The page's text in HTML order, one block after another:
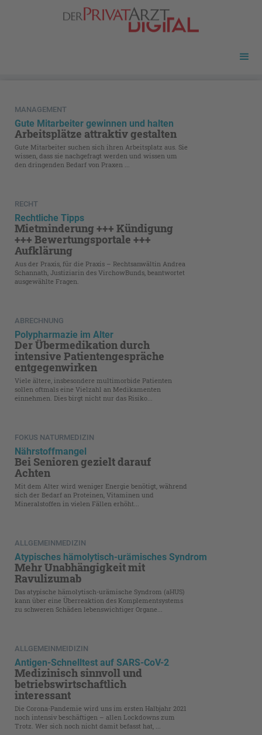
MANAGEMENT
Gute Mitarbeiter gewinnen und halten
Arbeitsplätze attraktiv gestalten
Gute Mitarbeiter suchen sich ihren Arbeitsplatz aus. Sie
wissen, dass sie nachgefragt werden und wissen um
den dringenden Bedarf von Praxen ...
RECHT
Rechtliche Tipps
Mietminderung +++ Kündigung
+++ Bewertungsportale +++
Aufklärung
Aus der Praxis, für die Praxis – Rechtsanwältin Andrea
Schannath, Justiziarin des VirchowBunds, beantwortet
ausgewählte Fragen.
ABRECHNUNG
Polypharmazie im Alter
Der Übermedikation durch
intensive Patientengespräche
entgegenwirken
Viele ältere, insbesondere multimorbide Patienten
sollen oftmals eine Vielzahl an Medikamenten
einnehmen. Dies birgt nicht nur das Risiko...
FOKUS NATURMEDIZIN
Nährstoffmangel
Bei Senioren gezielt darauf
Achten
Mit dem Alter wird weniger Energie benötigt, während
sich der Bedarf an Proteinen, Vitaminen und
Mineralstoffen in vielen Fällen erhöht...
ALLGEMEINMEDIZIN
Atypisches hämolytisch-urämisches Syndrom
Mehr Unabhängigkeit mit
Ravulizumab
Das atypische hämolytisch-urämische Syndrom (aHUS)
kann über eine Überreaktion des Komplementsystems
zu schweren Schäden lebenswichtiger Organe...
ALLGEMEINMEIDIZIN
Antigen-Schnelltest auf SARS-CoV-2
Medizinisch sinnvoll und
betriebswirtschaftlich
interessant
Die Corona-Pandemie wird uns im ersten Halbjahr 2021
noch intensiv beschäftigen – allen Lockdowns zum
Trotz. Wer sich noch nicht damit befasst hat, ...